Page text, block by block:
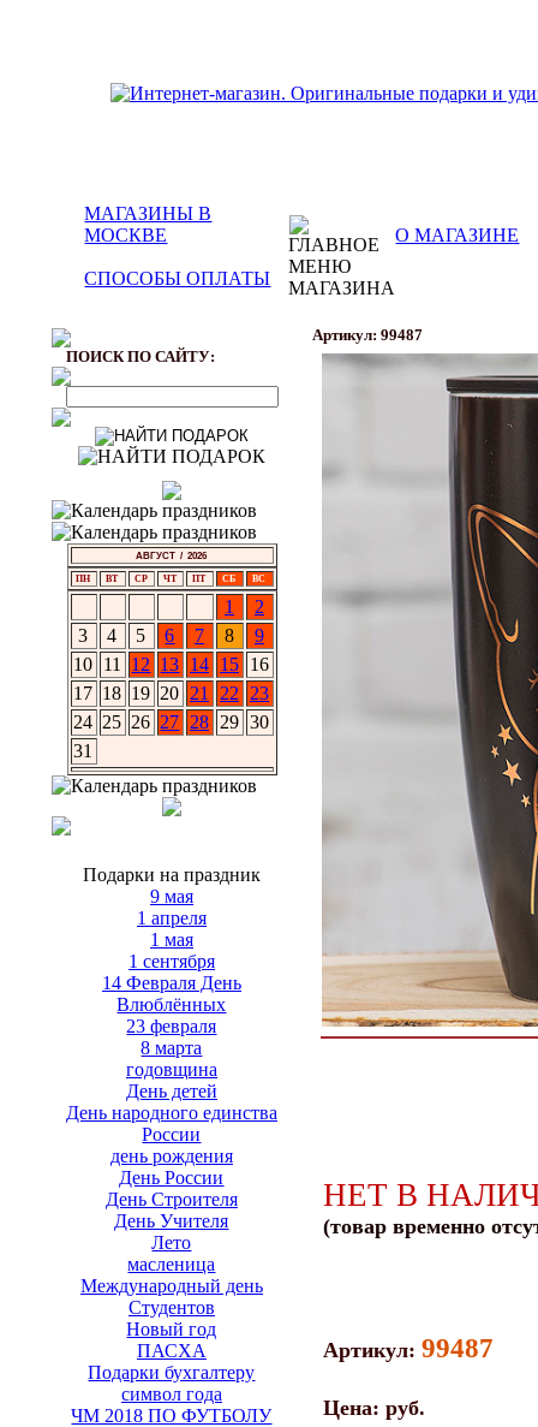
МАГАЗИНЫ В
МОСКВЕ
О МАГАЗИНЕ
СПОСОБЫ ОПЛАТЫ
ПОИСК ПО САЙТУ:
АВГУСТ / 2026
ПН ВТ СР ЧТ ПТ СБ ВС
1
2
3
4 5 6 7 8
9
10 11 12 13 14 15 16
17 18 19 20 21 22
23
24 25 26 27 28 29 30
31
Подарки на праздник
9 мая
1 апреля
1 мая
1 сентября
14 Февраля День
Влюблённых
23 февраля
8 марта
годовщина
День детей
День народного единства
России
день рождения
День России
День Строителя
День Учителя
Лето
масленица
Международный день
Студентов
Новый год
ПАСХА
Подарки бухгалтеру
символ года
ЧМ 2018 ПО ФУТБОЛУ
Артикул: 99487
НЕТ В
(товар временно
Артикул: 99487
Цена: руб.